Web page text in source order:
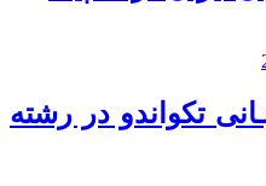
تکواندو در رشته